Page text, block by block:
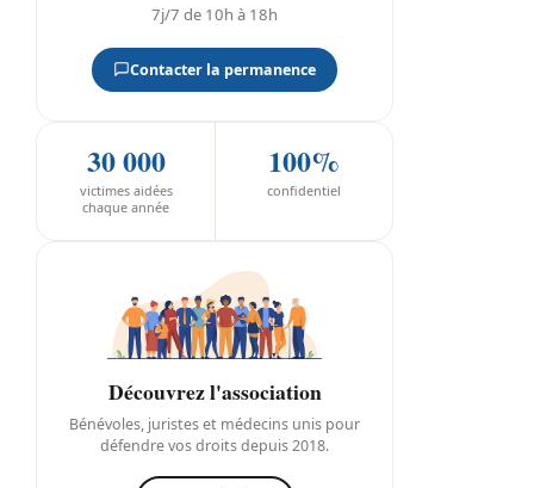
7j/7 de 10h à 18h
Contacter la permanence
30 000
victimes aidées
chaque année
100%
confidentiel
Découvrez l'association
Bénévoles, juristes et médecins unis pour
défendre vos droits depuis 2018.